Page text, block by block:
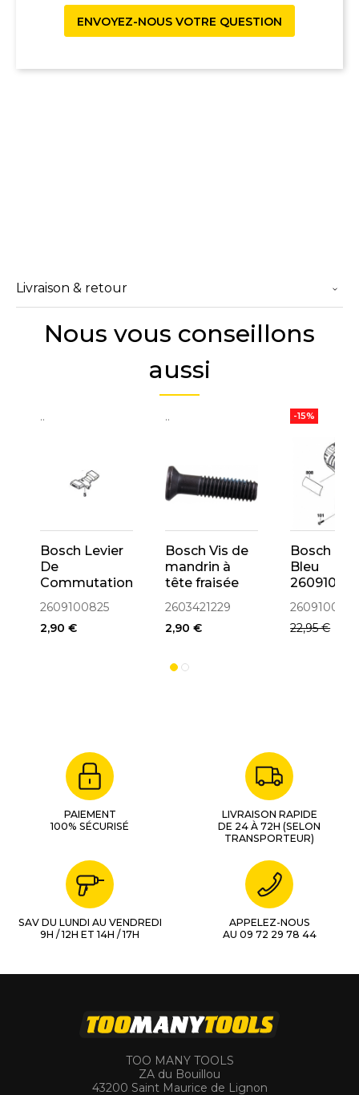
ENVOYEZ-NOUS VOTRE QUESTION
Livraison & retour
Nous vous conseillons
aussi
..
Bosch Levier
De
Commutation
2609100825
2609100825
2,90 €
..
Bosch Vis de
mandrin à
tête fraisée
M6x23
(2603421229)
2603421229
2,90 €
..
Bosch
Bleu
22,95 €
-15%
PAIEMENT
100% SÉCURISÉ
LIVRAISON RAPIDE
DE 24 À 72H (SELON
TRANSPORTEUR)
SAV DU LUNDI AU VENDREDI
9H / 12H ET 14H / 17H
APPELEZ-NOUS
AU 09 72 29 78 44
TOO MANY TOOLS
ZA du Bouillou
43200 Saint Maurice de Lignon